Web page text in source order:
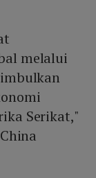
melalui
Serikat,"